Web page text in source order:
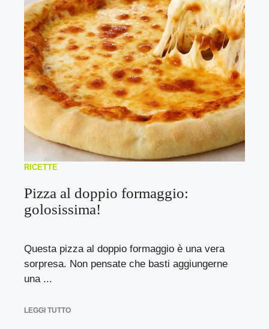
RICETTE
Pizza al doppio formaggio:
golosissima!
Questa pizza al doppio formaggio è una vera
sorpresa. Non pensate che basti aggiungerne
una ...
LEGGI TUTTO